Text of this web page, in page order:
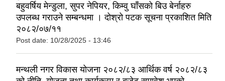
बहुवर्षिय मेन्डुला, सुपर नेपियर, किम्वु घाँसको बिउ बेर्नाहरु
उपलब्ध गराउने सम्बन्धमा । दोश्रो पटक सूचना प्रकाशित मिति
२०८२/०७/११
Post date: 10/28/2025 - 13:46
मन्थली नगर विकास योजना २०८२/८३ आर्थिक वर्ष २०८२/८३